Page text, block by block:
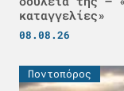
καταγγελίες»
08.08.26
Ποντοπόρος